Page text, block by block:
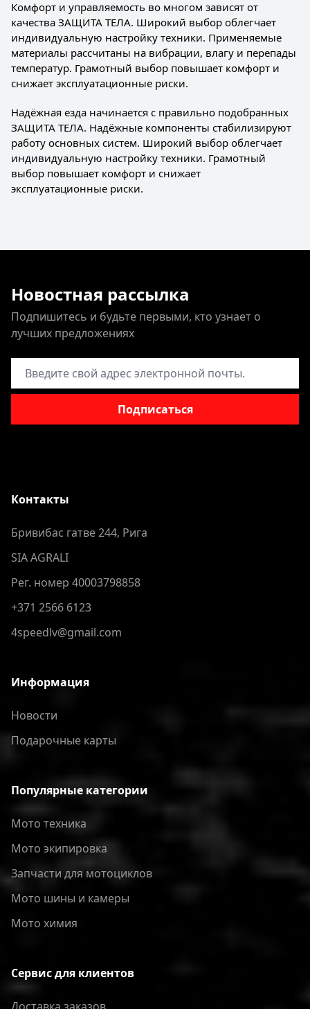
Комфорт и управляемость во многом зависят от
качества ЗАЩИТА ТЕЛА. Широкий выбор облегчает
индивидуальную настройку техники. Применяемые
материалы рассчитаны на вибрации, влагу и перепады
температур. Грамотный выбор повышает комфорт и
снижает эксплуатационные риски.
Надёжная езда начинается с правильно подобранных
ЗАЩИТА ТЕЛА. Надёжные компоненты стабилизируют
работу основных систем. Широкий выбор облегчает
индивидуальную настройку техники. Грамотный
выбор повышает комфорт и снижает
эксплуатационные риски.
Новостная рассылка
Подпишитесь и будьте первыми, кто узнает о
лучших предложениях
Адрес электронной почты
Подписаться
Контакты
Бривибас гатве 244, Рига
SIA AGRALI
Рег. номер 40003798858
+371 2566 6123
4speedlv@gmail.com
Информация
Новости
Подарочные карты
Популярные категории
Мото техника
Мото экипировка
Запчасти для мотоциклов
Мото шины и камеры
Мото химия
Сервис для клиентов